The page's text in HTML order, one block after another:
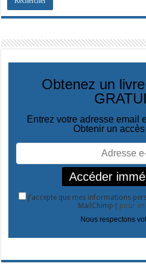
Obtenez un
Entrez votre adresse email
Obtenir un
J'accepte que mes informations
MailChimp ( pour
Nous respectons